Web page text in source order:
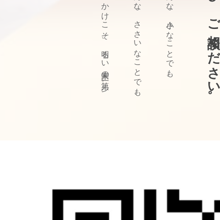
ぜひ、ご相
どんな、小さなことでも、
どんな、ささいなことでも、
きっかけこそ、明るい未来の第一歩。